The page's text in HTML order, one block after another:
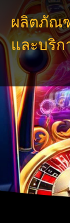
ผลิตภัณ
และบริก